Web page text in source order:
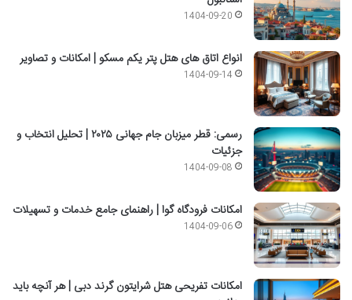
1404-09-20
انواع اتاق های هتل پتر یکم مسکو | امکانات و تصاویر
1404-09-14
رسمی: قطر میزبان جام جهانی ۲۰۲۵ | تحلیل انتخاب و
جزئیات
1404-09-08
امکانات فرودگاه گوا | راهنمای جامع خدمات و تسهیلات
1404-09-06
امکانات تفریحی هتل شرایتون گرند دبی | هر آنچه باید